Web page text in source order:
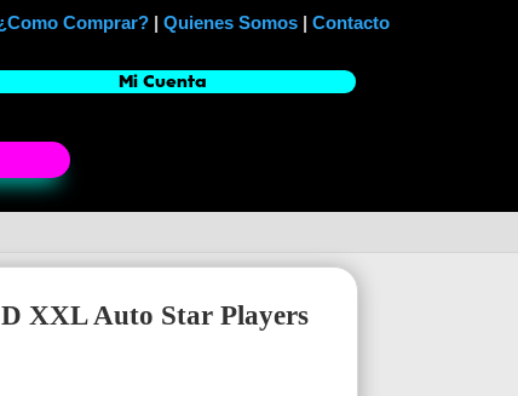
Comprar? |Quienes Somos |Contacto
Mi Cuenta
XXL Auto Star Players